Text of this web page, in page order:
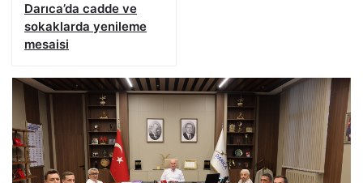
Darıca’da cadde ve
sokaklarda yenileme
mesaisi